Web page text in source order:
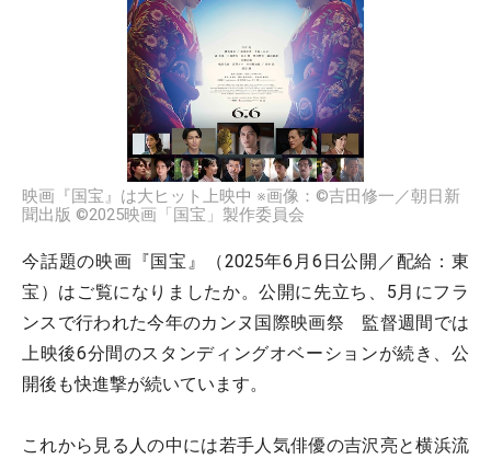
映画『国宝』は大ヒット上映中 ※画像：©吉田修一／朝日新
聞出版 ©2025映画「国宝」製作委員会
今話題の映画『国宝』（2025年6月6日公開／配給：東
宝）はご覧になりましたか。公開に先立ち、5月にフラ
ンスで行われた今年のカンヌ国際映画祭 監督週間では
上映後6分間のスタンディングオベーションが続き、公
開後も快進撃が続いています。
これから見る人の中には若手人気俳優の吉沢亮と横浜流